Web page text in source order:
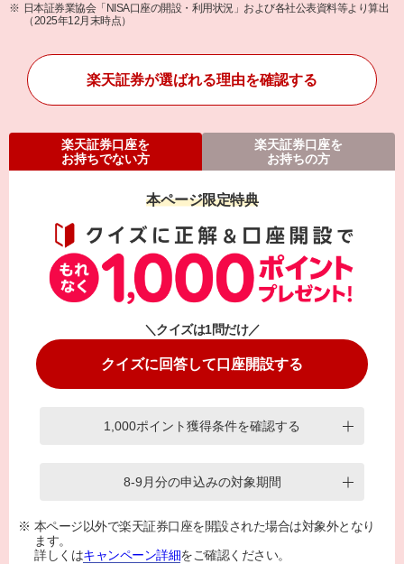
日本証券業協会「NISA口座の開設・利用状況」および各社公表資料等より算出
（2025年12月末時点）
楽天証券が選ばれる理由を確認する
楽天証券口座を
お持ちでない方
楽天証券口座を
お持ちの方
本ページ限定特典
＼クイズは1問だけ／
クイズに回答して口座開設する
1,000ポイント獲得条件を確認する
8-9月分の申込みの対象期間
本ページ以外で楽天証券口座を開設された場合は対象外となり
ます。
詳しくはキャンペーン詳細をご確認ください。